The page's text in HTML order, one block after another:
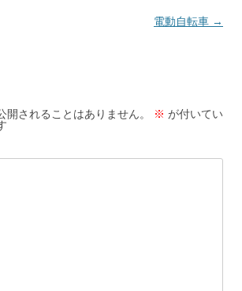
電動自転車 →
開されることはありません。 ※ が付いてい